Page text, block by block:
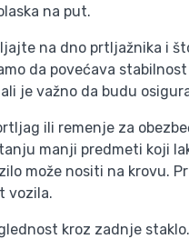
na put.
na dno prtljažnika i
da povećava
je važno da budu
ili remenje za
manji predmeti koji
može nositi na krovu.
vozila.
kroz zadnje